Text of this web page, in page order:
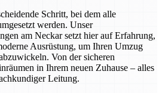
Schritt, bei dem alle
werden. Unser
am Neckar setzt hier auf Erfahrung,
Ausrüstung, um Ihren Umzug
Von der sicheren
in Ihrem neuen Zuhause – alles
Leitung.